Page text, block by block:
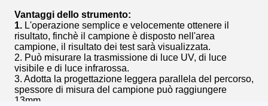
Vantaggi dello strumento:
1. L'operazione semplice e velocemente ottenere il
risultato, finchè il campione è disposto nell'area
campione, il risultato dei test sarà visualizzata.
2. Può misurare la trasmissione di luce UV, di luce
visibile e di luce infrarossa.
3. Adotta la progettazione leggera parallela del percorso,
spessore di misura del campione può raggiungere
13mm